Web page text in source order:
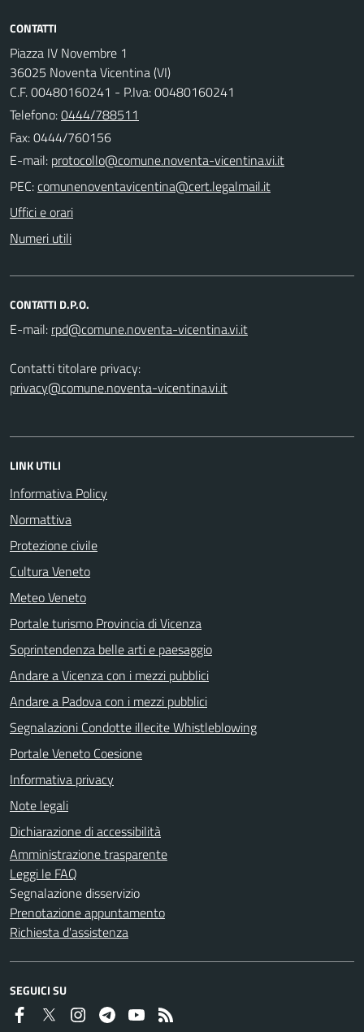
CONTATTI
Piazza IV Novembre 1
36025 Noventa Vicentina (VI)
C.F. 00480160241 - P.Iva: 00480160241
Telefono:0444/788511
Fax: 0444/760156
E-mail:
PEC:
Uffici e orari
Numeri utili
CONTATTI D.P.O.
E-mail:
Contatti titolare privacy:
privacy@comune.noventa-vicentina.vi.it
LINK UTILI
Informativa Policy
Normattiva
Protezione civile
Cultura Veneto
Meteo Veneto
Portale turismo Provincia di Vicenza
Soprintendenza belle arti e paesaggio
Andare a Vicenza con i mezzi pubblici
Andare a Padova con i mezzi pubblici
Segnalazioni Condotte illecite Whistleblowing
Portale Veneto Coesione
Informativa privacy
Note legali
Dichiarazione di accessibilità
Amministrazione trasparente
Leggi le FAQ
Segnalazione disservizio
Prenotazione appuntamento
Richiesta d'assistenza
SEGUICI SU